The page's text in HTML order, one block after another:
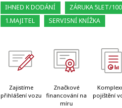
IHNED K DODÁNÍ ZÁRUKA 5LET/
1.MAJITEL
SERVISNÍ KNÍŽKA
Zajistíme
přihlášení vozu
Značkové
financování na
míru
pojištění